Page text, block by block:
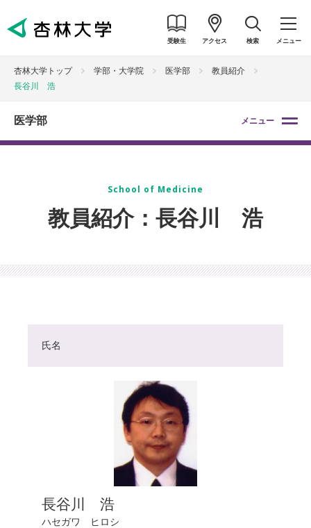
受験生 アクセス 検索 メニュー
杏林大学トップ 学部・大学院 医学部
教員紹介
長谷川 浩
医学部 メニュー
School of Medicine
教員紹介：長谷川 浩
氏名
長谷川 浩
ハセガワ ヒロシ